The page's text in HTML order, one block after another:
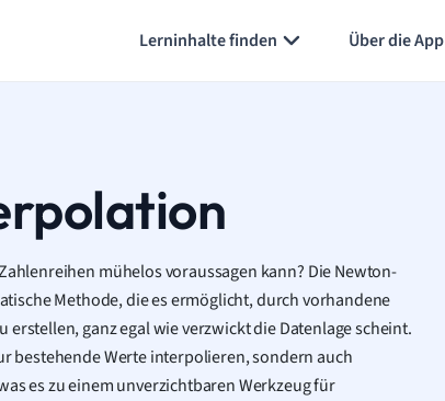
Lerninhalte finden Über die App
mühelos voraussagen kann? Die Newton-
Methode, die es ermöglicht, durch vorhandene
ganz egal wie verzwickt die Datenlage scheint.
bestehende Werte interpolieren, sondern auch
es zu einem unverzichtbaren Werkzeug für